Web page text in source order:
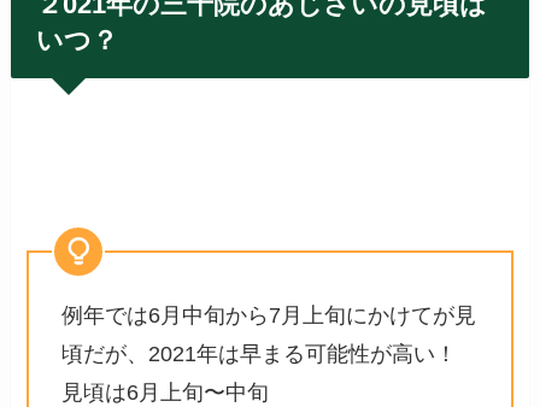
いつ？
例年では6月中旬から7月上旬にかけてが見
頃だが、2021年は早まる可能性が高い！
見頃は6月上旬〜中旬